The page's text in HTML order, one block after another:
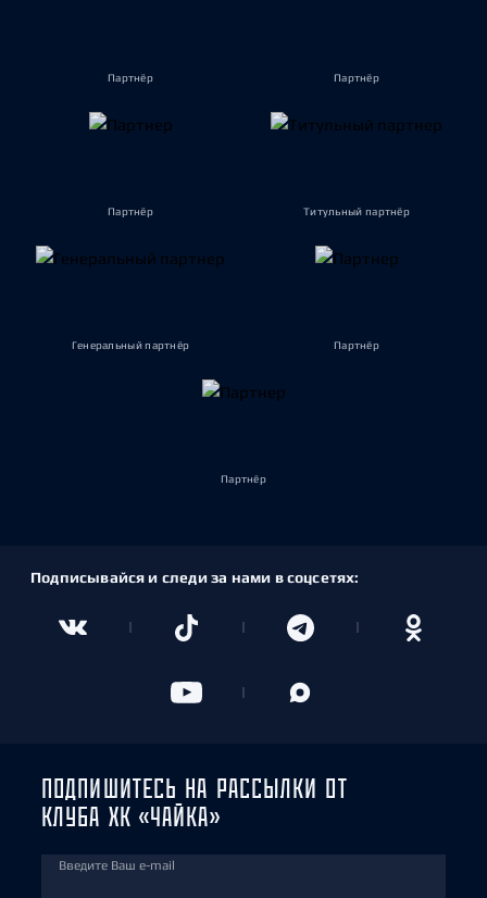
Партнёр Партнёр
Партнёр Титульный партнёр
Генеральный партнёр Партнёр
Партнёр
Подписывайся и следи за нами в соцсетях:
ПОДПИШИТЕСЬ НА РАССЫЛКИ ОТ
КЛУБА ХК «ЧАЙКА»
Введите Ваш e-mail